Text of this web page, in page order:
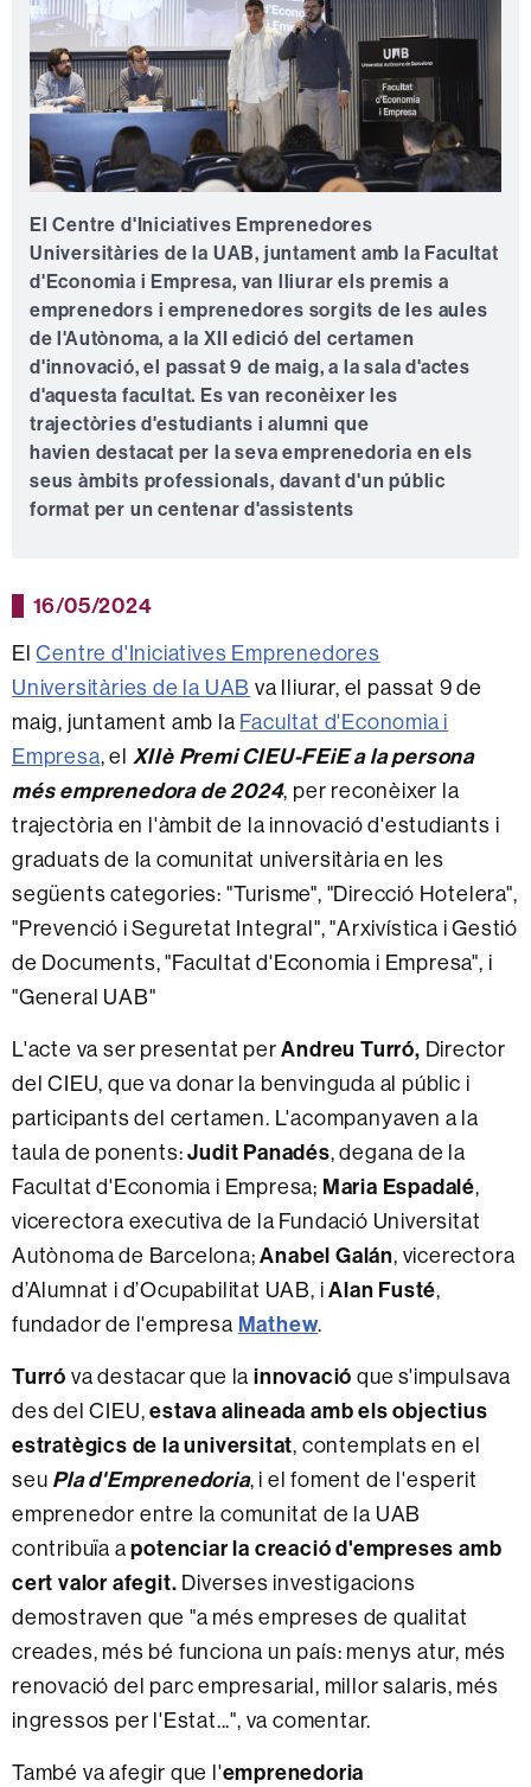
El Centre d'Iniciatives Emprenedores
Universitàries de la UAB, juntament amb la Facultat
d'Economia i Empresa, van lliurar els premis a
emprenedors i emprenedores sorgits de les aules
de l'Autònoma, a la XII edició del certamen
d'innovació, el passat 9 de maig, a la sala d'actes
d'aquesta facultat. Es van reconèixer les
trajectòries d'estudiants i alumni que
havien destacat per la seva emprenedoria en els
seus àmbits professionals, davant d'un públic
format per un centenar d'assistents
16/05/2024
ElCentre d'Iniciatives Emprenedores
Universitàries de la UAB va lliurar, el passat 9 de
maig, juntament amb la Facultat d'Economia i
Empresa, el XIIè Premi CIEU-FEiE a la persona
més emprenedora de 2024, per reconèixer la
trajectòria en l'àmbit de la innovació d'estudiants i
graduats de la comunitat universitària en les
següents categories: "Turisme", "Direcció Hotelera",
"Prevenció i Seguretat Integral", "Arxivística i Gestió
de Documents, "Facultat d'Economia i Empresa", i
"General UAB"
L'acte va ser presentat perAndreu Turró, Director
del CIEU, que va donar la benvinguda al públic i
participants del certamen. L'acompanyaven a la
taula de ponents:Judit Panadés, degana de la
Facultat d'Economia i Empresa; Maria Espadalé,
vicerectora executiva de la Fundació Universitat
Autònoma de Barcelona;Anabel Galán, vicerectora
d’Alumnat i d’Ocupabilitat UAB, iAlan Fusté,
fundador de l'empresa Mathew.
Turró va destacar que la innovació que s'impulsava
des del CIEU,estava alineada amb els objectius
estratègics de la universitat, contemplats en el
seu Pla d'Emprenedoria, i el foment de l'esperit
emprenedor entre la comunitat de la UAB
contribuïa apotenciar la creació d'empreses amb
cert valor afegit. Diverses investigacions
demostraven que "a més empreses de qualitat
creades, més bé funciona un país: menys atur, més
renovació del parc empresarial, millor salaris, més
ingressos per l'Estat...", va comentar.
També va afegir que l'emprenedoria